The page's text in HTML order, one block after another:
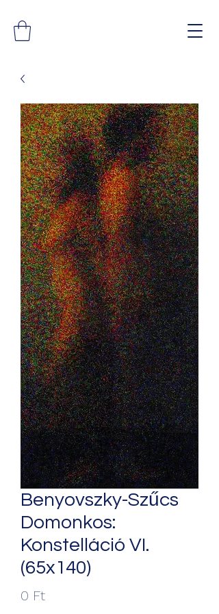
Benyovszky-Szűcs
Domonkos:
Konstelláció VI.
(65x140)
0 FtÁr